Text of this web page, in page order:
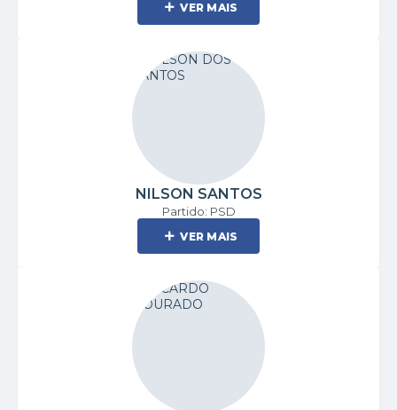
VER MAIS
NILSON SANTOS
Partido: PSD
VER MAIS